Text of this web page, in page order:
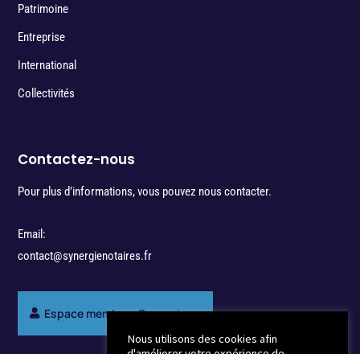
Patrimoine
Entreprise
International
Collectivités
Contactez-nous
Pour plus d’informations, vous pouvez nous contacter.
Email:
contact@synergienotaires.fr
Espace membres Synergie
Nous utilisons des cookies afin